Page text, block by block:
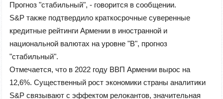
Прогноз "стабильный", - говорится в сообщении.
S&P также подтвердило краткосрочные суверенные
кредитные рейтинги Армении в иностранной и
национальной валютах на уровне "B", прогноз
"стабильный".
Отмечается, что в 2022 году ВВП Армении вырос на
12,6%. Существенный рост экономики страны аналитики
S&P связывают с эффектом релокантов, значительная